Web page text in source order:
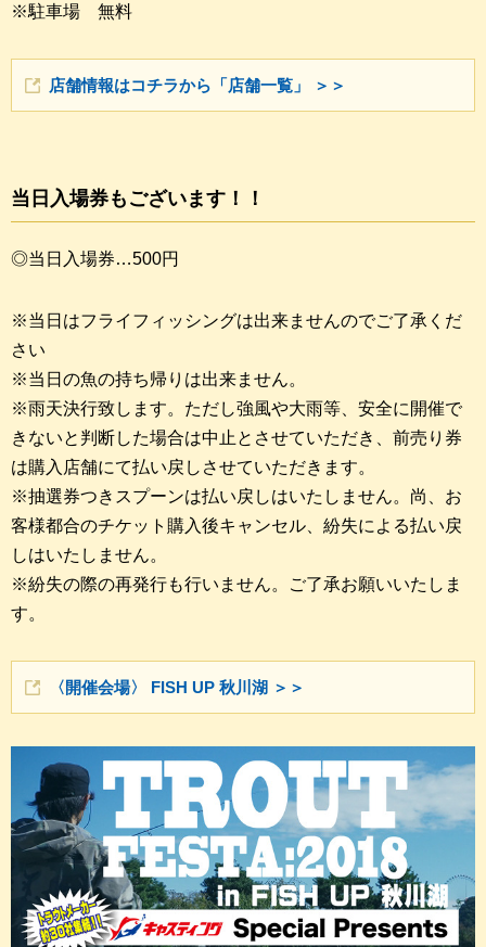
※駐車場 無料
店舗情報はコチラから「店舗一覧」 ＞＞
当日入場券もございます！！
◎当日入場券…500円
※当日はフライフィッシングは出来ませんのでご了承くだ
さい
※当日の魚の持ち帰りは出来ません。
※雨天決行致します。ただし強風や大雨等、安全に開催で
きないと判断した場合は中止とさせていただき、前売り券
は購入店舗にて払い戻しさせていただきます。
※抽選券つきスプーンは払い戻しはいたしません。尚、お
客様都合のチケット購入後キャンセル、紛失による払い戻
しはいたしません。
※紛失の際の再発行も行いません。ご了承お願いいたしま
す。
〈開催会場〉 FISH UP 秋川湖 ＞＞